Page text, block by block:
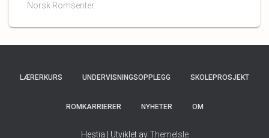
Norsk Romsenter.
LÆRERKURS UNDERVISNINGSOPPLEGG SKOLEPROSJEKT
ROMKARRIERER NYHETER OM
Hestia | Utviklet avThemeIsle